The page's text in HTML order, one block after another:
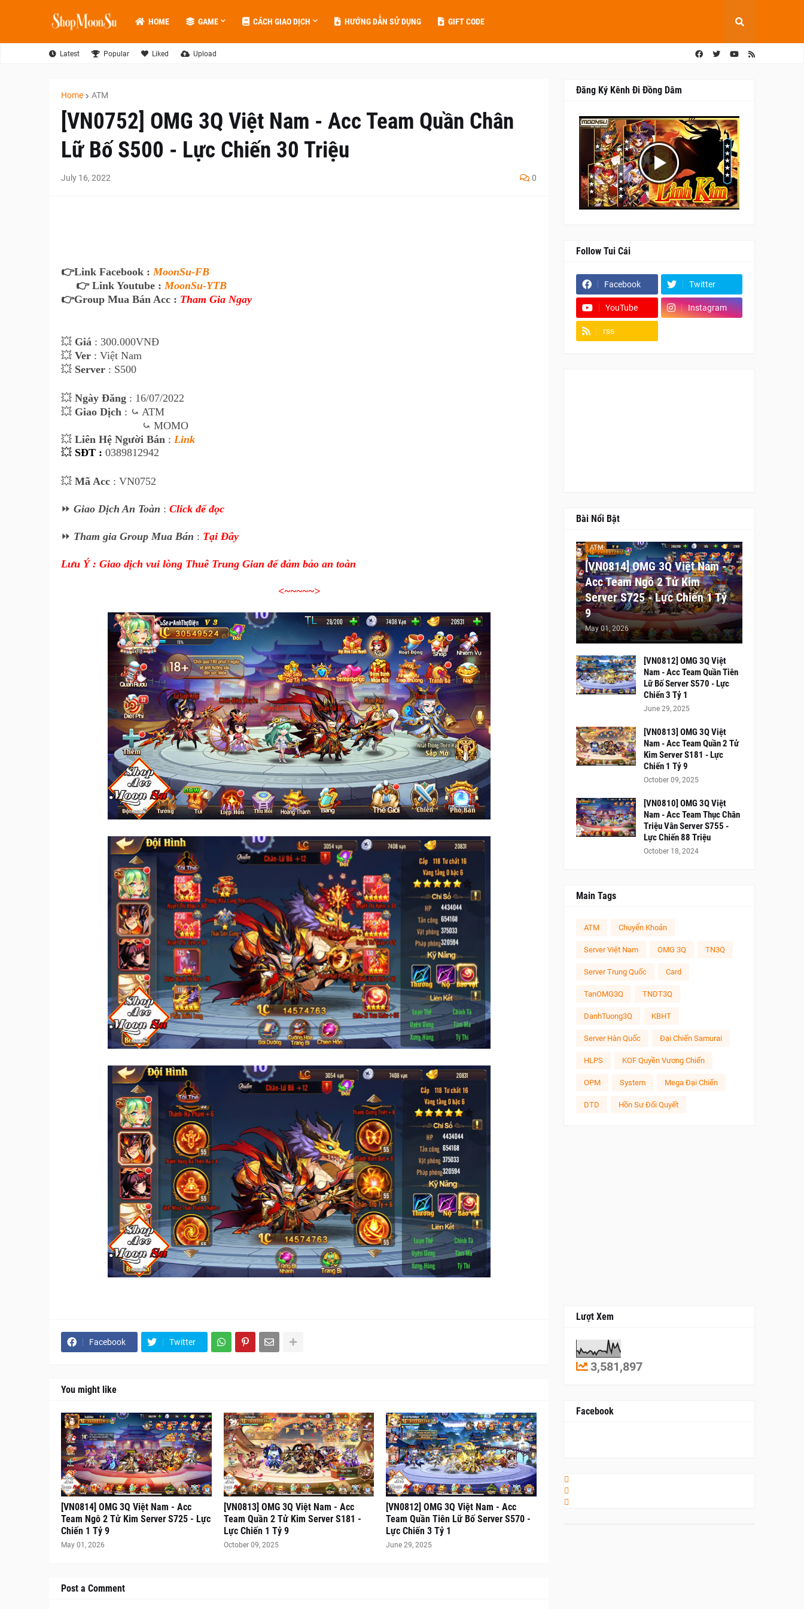
HOME GAME CÁCH GIAO DỊCH HƯỚNG DẪN SỬ DỤNG GIFT CODE
Latest Popular Liked Upload
Home ATM
[VN0752] OMG 3Q Việt Nam - Acc Team Quần Chân
Lữ Bố S500 - Lực Chiến 30 Triệu
July 16, 2022 0
👉Link Facebook :MoonSu-FB
👉 Link Youtube :MoonSu-YTB
👉Group Mua Bán Acc : Tham Gia Ngay
💥 Giá : 300.000VNĐ
💥 Ver : Việt Nam
💥 Server : S500
💥 Ngày Đăng : 16/07/2022
💥 Giao Dịch : ⤿ ATM
⤿ MOMO
💥 Liên Hệ Người Bán : Link
💥 SĐT : 0389812942
💥 Mã Acc : VN0752
⏩ Giao Dịch An Toàn : Click để đọc
⏩ Tham gia Group Mua Bán : Tại Đây
Lưu Ý : Giao dịch vui lòng Thuê Trung Gian để đảm bảo an toàn
<~~~~~>
Facebook Twitter
You might like
[VN0814] OMG 3Q Việt Nam - Acc
Team Ngô 2 Tử Kim Server S725 - Lực
Chiến 1 Tỷ 9
May 01, 2026
[VN0813] OMG 3Q Việt Nam - Acc
Team Quần 2 Tử Kim Server S181 -
Lực Chiến 1 Tỷ 9
October 09, 2025
[VN0812] OMG 3Q Việt Nam - Acc
Team Quần Tiên Lữ Bố Server S570 -
Lực Chiến 3 Tỷ 1
June 29, 2025
Post a Comment
Đăng Ký Kênh Đi Đồng Dâm
Follow Tui Cái
Facebook Twitter
YouTube Instagram
rss
Bài Nổi Bật
ATM
[VN0814] OMG 3Q Việt Nam -
Acc Team Ngô 2 Tử Kim
Server S725 - Lực Chiến 1 Tỷ
9
May 01, 2026
[VN0812] OMG 3Q Việt
Nam - Acc Team Quần Tiên
Lữ Bố Server S570 - Lực
Chiến 3 Tỷ 1
June 29, 2025
[VN0813] OMG 3Q Việt
Nam - Acc Team Quần 2 Tử
Kim Server S181 - Lực
Chiến 1 Tỷ 9
October 09, 2025
[VN0810] OMG 3Q Việt
Nam - Acc Team Thục Chân
Triệu Vân Server S755 -
Lực Chiến 88 Triệu
October 18, 2024
Main Tags
ATM Chuyển Khoản
Server Việt Nam OMG 3Q TN3Q
Server Trung Quốc Card
TanOMG3Q TNDT3Q
DanhTuong3Q KBHT
Server Hàn Quốc Đại Chiến Samurai
HLPS KOF Quyền Vương Chiến
OPM System Mega Đại Chiến
DTD Hồn Sư Đối Quyết
Lượt Xem
3,581,897
Facebook